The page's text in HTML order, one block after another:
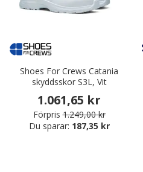
Shoes For Crews Catania
skyddsskor S3L, Vit
1.061,65 kr
Förpris 1.249,00 kr
Du sparar: 187,35 kr